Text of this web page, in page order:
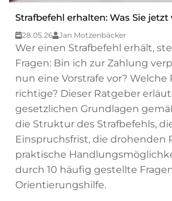
Strafbefehl erhalten: Was Sie
28.05.26 Jan Motzenbäcker
Wer einen Strafbefehl erhält,
Fragen: Bin ich zur Zahlung
nun eine Vorstrafe vor? Welche
richtige? Dieser Ratgeber
gesetzlichen Grundlagen
die Struktur des Strafbefehls,
Einspruchsfrist, die drohenden
praktische
durch 10 häufig gestellte
Orientierungshilfe.